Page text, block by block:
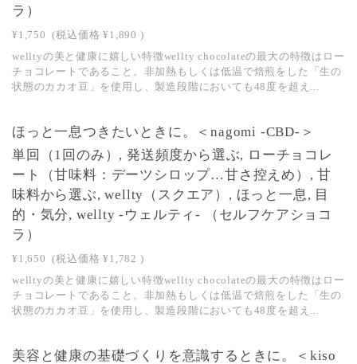
ラ）
¥1,750 (税込価格 ¥1,890 )
welltyの美と健康に嬉しい特徴wellty chocolateの最大の特徴はロー
チョコレートであること。非加熱もしくは低温で焙煎をした「生の
状態のカカオ豆」を使用し、製造段階においても48度を超え...
ほっと一息つきたいときに。＜nagomi -CBD-＞
単回（1回のみ）, 発送頻度から選ぶ, ローチョコレ
ート（甘味料：デーツシロップ…甘さ控えめ）, 甘
味料から選ぶ, wellty（スクエア）, ほっと一息, 目
的・気分, wellty -ウェルティ- （セルフケアショコ
ラ）
¥1,650 (税込価格 ¥1,782 )
welltyの美と健康に嬉しい特徴wellty chocolateの最大の特徴はロー
チョコレートであること。非加熱もしくは低温で焙煎をした「生の
状態のカカオ豆」を使用し、製造段階においても48度を超え...
美容と健康の基礎づくりを意識するときに。＜kiso